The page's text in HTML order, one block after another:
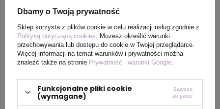
produktu
Kolor Jasny naturalny
PAKOWANIE
Dbamy o Twoją prywatność
Sklep korzysta z plików cookie w celu realizacji usług zgodnie z
Polityką dotyczącą cookies . Możesz określić warunki
przechowywania lub dostępu do cookie w Twojej przeglądarce.
Więcej informacji na temat warunków i prywatności można
znaleźć także na stronie Prywatność i warunki Google
Funkcjonalne pliki cookie
(wymagane)
Zawsze
aktywne